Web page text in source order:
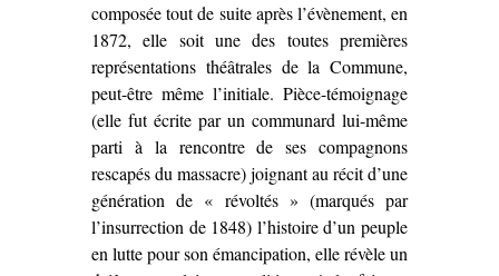
composée tout de suite après l’évènement, en
1872, elle soit une des toutes premières
représentations théâtrales de la Commune,
peut-être même l’initiale. Pièce-témoignage
(elle fut écrite par un communard lui-même
parti à la rencontre de ses compagnons
rescapés du massacre) joignant au récit d’une
génération de « révoltés » (marqués par
l’insurrection de 1848) l’histoire d’un peuple
en lutte pour son émancipation, elle révèle un